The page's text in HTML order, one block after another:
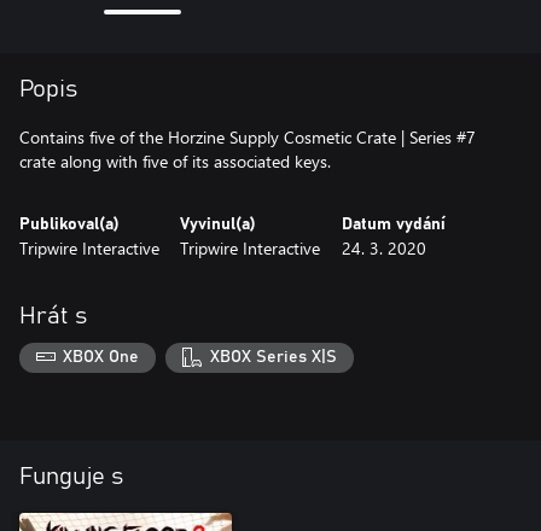
Popis
Contains five of the Horzine Supply Cosmetic Crate | Series #7
crate along with five of its associated keys.
Publikoval(a)
Tripwire Interactive
Vyvinul(a)
Tripwire Interactive
Datum vydání
24. 3. 2020
Hrát s
XBOX One XBOX Series X|S
Funguje s